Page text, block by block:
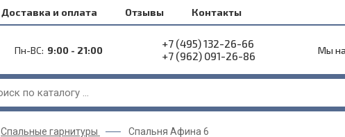
Доставка и оплата Отзывы Контакты
Пн-ВС: 9:00 - 21:00
+7 (495) 132-26-66
+7 (962) 091-26-86
Мы на
Спальные гарнитуры Спальня Афина 6